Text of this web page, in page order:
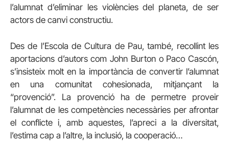
l’alumnat d’eliminar les violències del planeta, de ser
actors de canvi constructiu.
Des de l’Escola de Cultura de Pau, també, recollint les
aportacions d’autors com John Burton o Paco Cascón,
s’insisteix molt en la importància de convertir l’alumnat
en una comunitat cohesionada, mitjançant la
“provenció”. La provenció ha de permetre proveir
l’alumnat de les competències necessàries per afrontar
el conflicte i, amb aquestes, l’apreci a la diversitat,
l’estima cap a l’altre, la inclusió, la cooperació…